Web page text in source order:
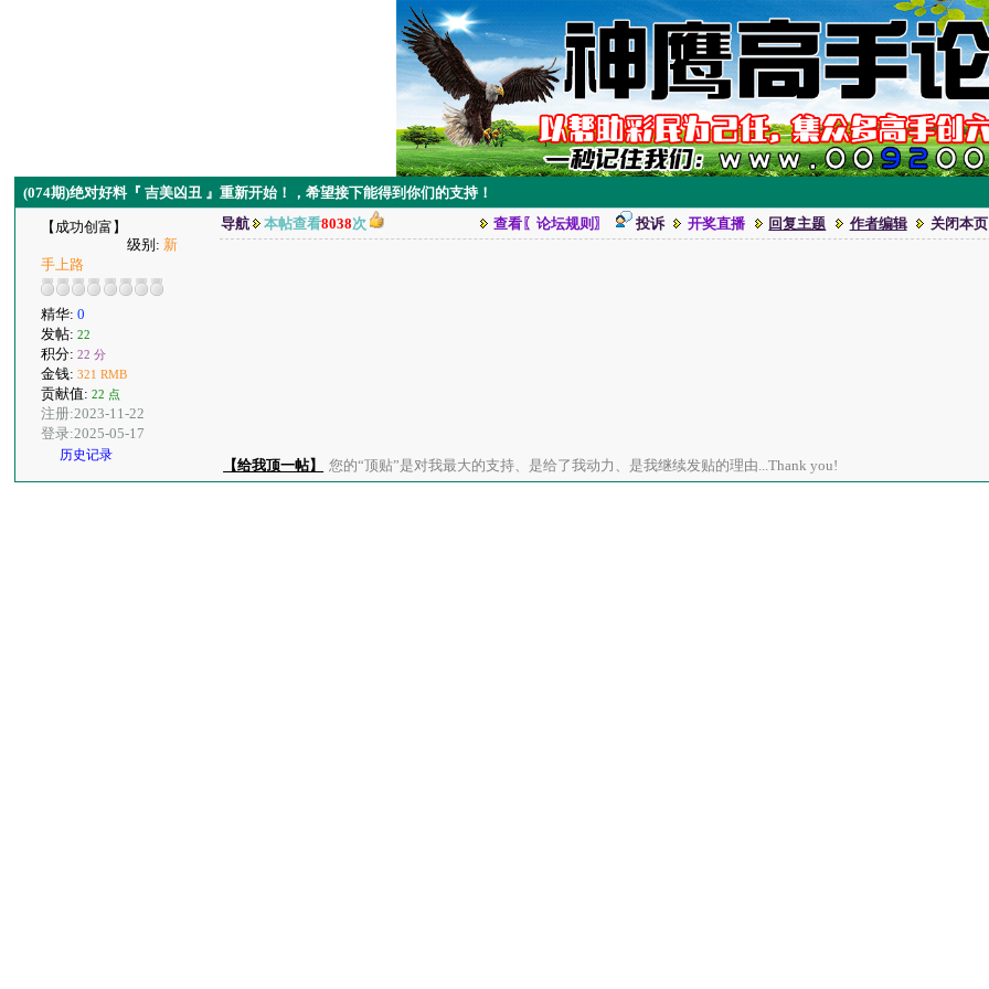
(074期)绝对好料『 吉美凶丑 』重新开始！，希望接下能得到你们的支持！
【成功创富】
级别: 新
手上路
精华:0
发帖:22
积分:22 分
金钱:321 RMB
贡献值:22 点
注册:2023-11-22
登录:2025-05-17
历史记录
导航 本帖查看8038次 查看〖论坛规则〗 投诉 开奖直播 回复主题 作者编辑 关闭本页
【给我顶一帖】 您的“顶贴”是对我最大的支持、是给了我动力、是我继续发贴的理由...Thank you!